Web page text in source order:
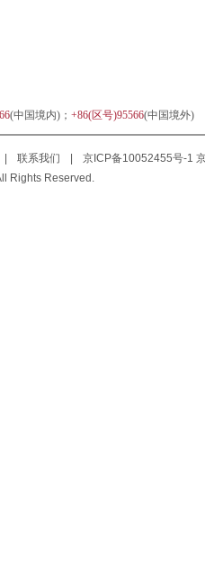
(中国境内)； +86(区号)95566(中国境外)
联系我们 京ICP备10052455号-1
Rights Reserved.